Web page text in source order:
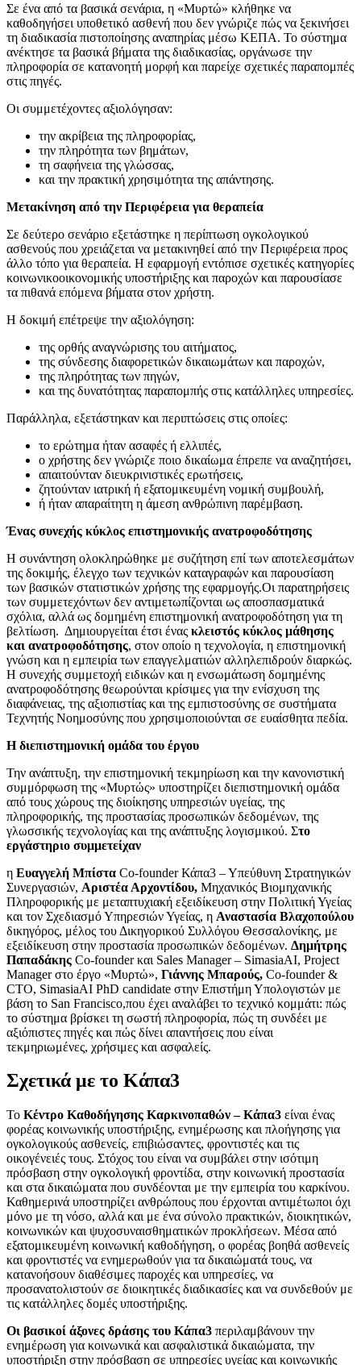
Σε ένα από τα βασικά σενάρια, η «Μυρτώ» κλήθηκε να
καθοδηγήσει υποθετικό ασθενή που δεν γνώριζε πώς να ξεκινήσει
τη διαδικασία πιστοποίησης αναπηρίας μέσω ΚΕΠΑ. Το σύστημα
ανέκτησε τα βασικά βήματα της διαδικασίας, οργάνωσε την
πληροφορία σε κατανοητή μορφή και παρείχε σχετικές παραπομπές
στις πηγές.
Οι συμμετέχοντες αξιολόγησαν:
την ακρίβεια της πληροφορίας,
την πληρότητα των βημάτων,
τη σαφήνεια της γλώσσας,
και την πρακτική χρησιμότητα της απάντησης.
Μετακίνηση από την Περιφέρεια για θεραπεία
Σε δεύτερο σενάριο εξετάστηκε η περίπτωση ογκολογικού
ασθενούς που χρειάζεται να μετακινηθεί από την Περιφέρεια προς
άλλο τόπο για θεραπεία. Η εφαρμογή εντόπισε σχετικές κατηγορίες
κοινωνικοοικονομικής υποστήριξης και παροχών και παρουσίασε
τα πιθανά επόμενα βήματα στον χρήστη.
Η δοκιμή επέτρεψε την αξιολόγηση:
της ορθής αναγνώρισης του αιτήματος,
της σύνδεσης διαφορετικών δικαιωμάτων και παροχών,
της πληρότητας των πηγών,
και της δυνατότητας παραπομπής στις κατάλληλες υπηρεσίες.
Παράλληλα, εξετάστηκαν και περιπτώσεις στις οποίες:
το ερώτημα ήταν ασαφές ή ελλιπές,
ο χρήστης δεν γνώριζε ποιο δικαίωμα έπρεπε να αναζητήσει,
απαιτούνταν διευκρινιστικές ερωτήσεις,
ζητούνταν ιατρική ή εξατομικευμένη νομική συμβουλή,
ή ήταν απαραίτητη η άμεση ανθρώπινη παρέμβαση.
Ένας συνεχής κύκλος επιστημονικής ανατροφοδότησης
Η συνάντηση ολοκληρώθηκε με συζήτηση επί των αποτελεσμάτων
της δοκιμής, έλεγχο των τεχνικών καταγραφών και παρουσίαση
των βασικών στατιστικών χρήσης της εφαρμογής.Οι παρατηρήσεις
των συμμετεχόντων δεν αντιμετωπίζονται ως αποσπασματικά
σχόλια, αλλά ως δομημένη επιστημονική ανατροφοδότηση για τη
βελτίωση. Δημιουργείται έτσι ένας κλειστός κύκλος μάθησης
και ανατροφοδότησης, στον οποίο η τεχνολογία, η επιστημονική
γνώση και η εμπειρία των επαγγελματιών αλληλεπιδρούν διαρκώς.
Η συνεχής συμμετοχή ειδικών και η ενσωμάτωση δομημένης
ανατροφοδότησης θεωρούνται κρίσιμες για την ενίσχυση της
διαφάνειας, της αξιοπιστίας και της εμπιστοσύνης σε συστήματα
Τεχνητής Νοημοσύνης που χρησιμοποιούνται σε ευαίσθητα πεδία.
Η διεπιστημονική ομάδα του έργου
Την ανάπτυξη, την επιστημονική τεκμηρίωση και την κανονιστική
συμμόρφωση της «Μυρτώς» υποστηρίζει διεπιστημονική ομάδα
από τους χώρους της διοίκησης υπηρεσιών υγείας, της
πληροφορικής, της προστασίας προσωπικών δεδομένων, της
γλωσσικής τεχνολογίας και της ανάπτυξης λογισμικού. Στο
εργάστηριο συμμετείχαν
η Ευαγγελή Μπίστα Co-founder Κάπα3 – Υπεύθυνη Στρατηγικών
Συνεργασιών, Αριστέα Αρχοντίδου, Μηχανικός Βιομηχανικής
Πληροφορικής με μεταπτυχιακή εξειδίκευση στην Πολιτική Υγείας
και τον Σχεδιασμό Υπηρεσιών Υγείας, η Αναστασία Βλαχοπούλου
δικηγόρος, μέλος του Δικηγορικού Συλλόγου Θεσσαλονίκης, με
εξειδίκευση στην προστασία προσωπικών δεδομένων. Δημήτρης
Παπαδάκης Co-founder και Sales Manager – SimasiaAI, Project
Manager στο έργο «Μυρτώ», Γιάννης Μπαρούς, Co-founder &
CTO, SimasiaAI PhD candidate στην Επιστήμη Υπολογιστών με
βάση το San Francisco,που έχει αναλάβει το τεχνικό κομμάτι: πώς
το σύστημα βρίσκει τη σωστή πληροφορία, πώς τη συνδέει με
αξιόπιστες πηγές και πώς δίνει απαντήσεις που είναι
τεκμηριωμένες, χρήσιμες και ασφαλείς.
Σχετικά με το Κάπα3
Το Κέντρο Καθοδήγησης Καρκινοπαθών – Κάπα3 είναι ένας
φορέας κοινωνικής υποστήριξης, ενημέρωσης και πλοήγησης για
ογκολογικούς ασθενείς, επιβιώσαντες, φροντιστές και τις
οικογένειές τους. Στόχος του είναι να συμβάλει στην ισότιμη
πρόσβαση στην ογκολογική φροντίδα, στην κοινωνική προστασία
και στα δικαιώματα που συνδέονται με την εμπειρία του καρκίνου.
Καθημερινά υποστηρίζει ανθρώπους που έρχονται αντιμέτωποι όχι
μόνο με τη νόσο, αλλά και με ένα σύνολο πρακτικών, διοικητικών,
κοινωνικών και ψυχοσυναισθηματικών προκλήσεων. Μέσα από
εξατομικευμένη κοινωνική καθοδήγηση, ο φορέας βοηθά ασθενείς
και φροντιστές να ενημερωθούν για τα δικαιώματά τους, να
κατανοήσουν διαθέσιμες παροχές και υπηρεσίες, να
προσανατολιστούν σε διοικητικές διαδικασίες και να συνδεθούν με
τις κατάλληλες δομές υποστήριξης.
Οι βασικοί άξονες δράσης του Κάπα3 περιλαμβάνουν την
ενημέρωση για κοινωνικά και ασφαλιστικά δικαιώματα, την
υποστήριξη στην πρόσβαση σε υπηρεσίες υγείας και κοινωνικής